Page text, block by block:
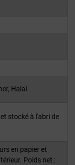
Halal
stocké à l'abri de
en papier et
Poids net :